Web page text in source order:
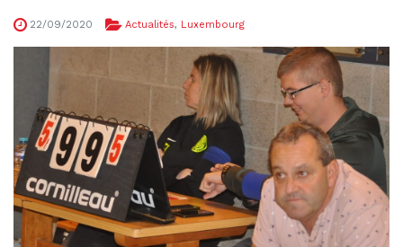
22/09/2020 Actualités, Luxembourg